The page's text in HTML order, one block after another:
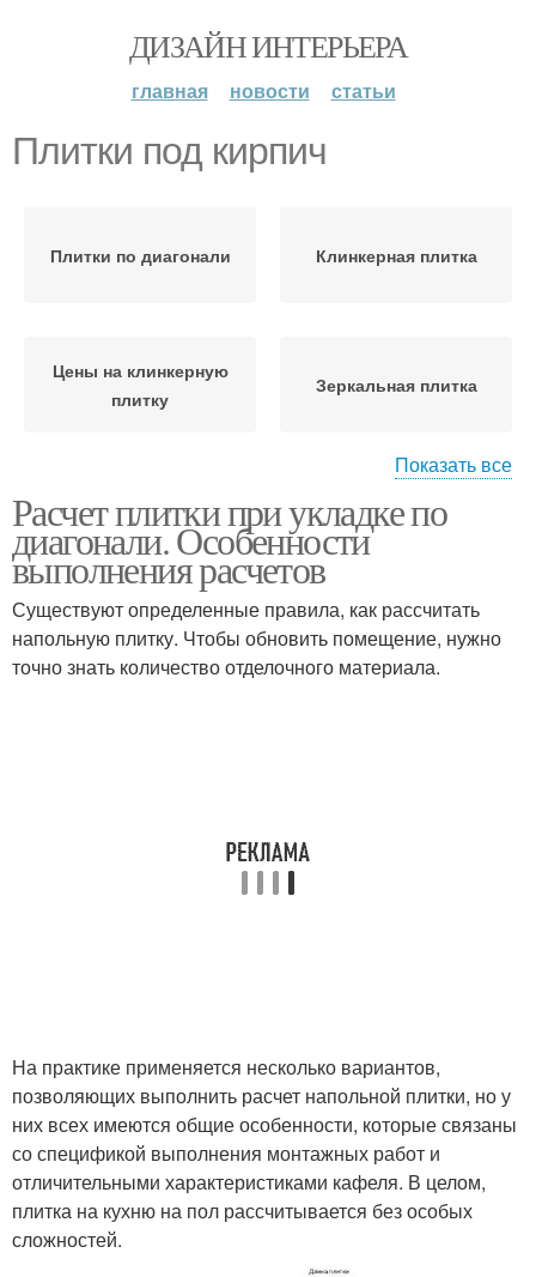
ДИЗАЙН ИНТЕРЬЕРА
главная новости статьи
Плитки под кирпич
Плитки по диагонали Клинкерная плитка
Цены на клинкерную
плитку
Зеркальная плитка
Плитки при укладке
Показать все
Расчет плитки при укладке по
диагонали. Особенности
выполнения расчетов
Существуют определенные правила, как рассчитать
напольную плитку. Чтобы обновить помещение, нужно
точно знать количество отделочного материала.
На практике применяется несколько вариантов,
позволяющих выполнить расчет напольной плитки, но у
них всех имеются общие особенности, которые связаны
со спецификой выполнения монтажных работ и
отличительными характеристиками кафеля. В целом,
плитка на кухню на пол рассчитывается без особых
сложностей.